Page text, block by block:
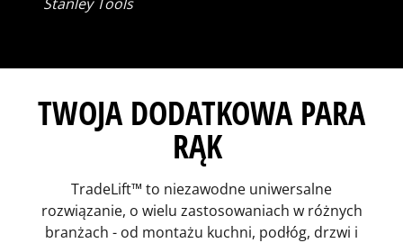
TWOJA DODATKOWA PARA
RĄK
TradeLift™ to niezawodne uniwersalne
rozwiązanie, o wielu zastosowaniach w różnych
branżach - od montażu kuchni, podłóg, drzwi i